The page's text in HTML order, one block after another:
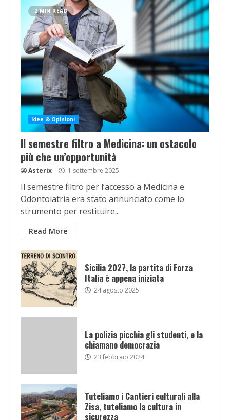
2 MIN READ
Idee & Opinioni
Il semestre filtro a Medicina: un ostacolo
più che un’opportunità
Asterix 1 settembre 2025
Il semestre filtro per l’accesso a Medicina e
Odontoiatria era stato annunciato come lo
strumento per restituire...
Read More
Sicilia 2027, la partita di Forza
Italia è appena iniziata
24 agosto 2025
La polizia picchia gli studenti, e la
chiamano democrazia
23 febbraio 2024
Tuteliamo i Cantieri culturali alla
Zisa, tuteliamo la cultura in
sicurezza